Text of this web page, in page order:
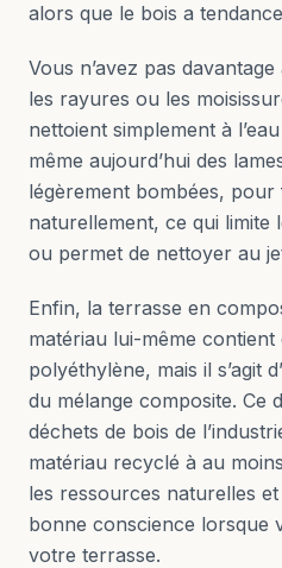
alors que le bois a
Vous n’avez pas
les rayures ou les
nettoient simplement à
même aujourd’hui des
légèrement bombées, pour
naturellement, ce qui limite
ou permet de nettoyer au
Enfin, la terrasse en
matériau lui-même
polyéthylène, mais il s’agit
du mélange composite. Ce
déchets de bois de
matériau recyclé à au
les ressources naturelles
bonne conscience lorsque
votre terrasse.